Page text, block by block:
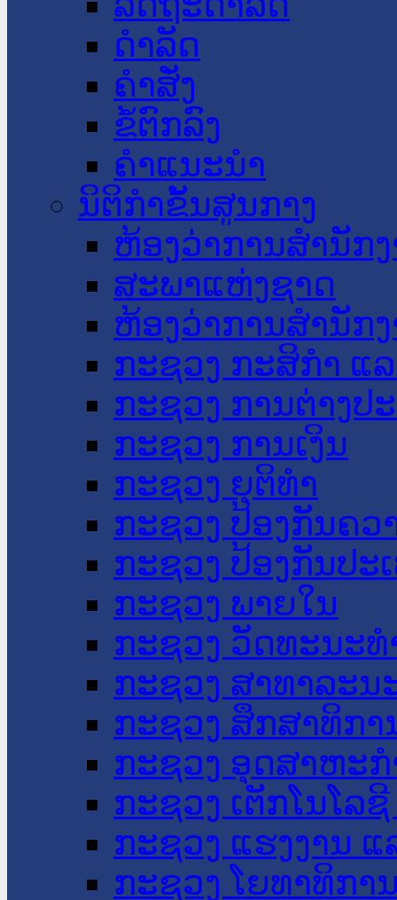
ດໍາລັດ
ຄໍາສັ່ງ
ຂໍ້ຕົກລົງ
ຄໍາແນະນໍາ
ນິຕິກໍາຂັ້ນສູນກາງ
ຫ້ອງວ່າການສໍານັກ
ສະພາແຫ່ງຊາດ
ຫ້ອງວ່າການສຳນັກ
ກະຊວງ ກະສິກຳ ແ
ກະຊວງ ການຕ່າງປ
ກະຊວງ ການເງິນ
ກະຊວງ ຍຸຕິທໍາ
ກະຊວງ ປ້ອງກັນຄວ
ກະຊວງ ປ້ອງກັນປະ
ກະຊວງ ພາຍໃນ
ກະຊວງ ວັດທະນະ
ກະຊວງ ສາທາລະນ
ກະຊວງ ສຶກສາທິກາ
ກະຊວງ ອຸດສາຫະ
ກະຊວງ ເຕັກໂນໂລ
ກະຊວງ ແຮງງານ
ກະຊວງ ໂຍທາທິກາ